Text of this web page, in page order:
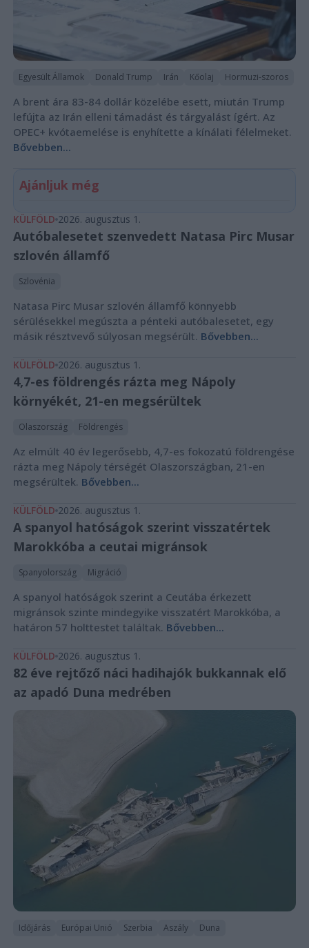
Egyesült Államok Donald Trump Irán Kőolaj Hormuzi-szoros
A brent ára 83-84 dollár közelébe esett, miután Trump
lefújta az Irán elleni támadást és tárgyalást ígért. Az
OPEC+ kvótaemelése is enyhítette a kínálati félelmeket.
Bővebben...
Ajánljuk még
KÜLFÖLD 2026. augusztus 1.
Autóbalesetet szenvedett Natasa Pirc Musar
szlovén államfő
Szlovénia
Natasa Pirc Musar szlovén államfő könnyebb
sérülésekkel megúszta a pénteki autóbalesetet, egy
másik résztvevő súlyosan megsérült. Bővebben...
KÜLFÖLD 2026. augusztus 1.
4,7-es földrengés rázta meg Nápoly
környékét, 21-en megsérültek
Olaszország Földrengés
Az elmúlt 40 év legerősebb, 4,7-es fokozatú földrengése
rázta meg Nápoly térségét Olaszországban, 21-en
megsérültek. Bővebben...
KÜLFÖLD 2026. augusztus 1.
A spanyol hatóságok szerint visszatértek
Marokkóba a ceutai migránsok
Spanyolország Migráció
A spanyol hatóságok szerint a Ceutába érkezett
migránsok szinte mindegyike visszatért Marokkóba, a
határon 57 holttestet találtak. Bővebben...
KÜLFÖLD 2026. augusztus 1.
82 éve rejtőző náci hadihajók bukkannak elő
az apadó Duna medrében
Időjárás Európai Unió Szerbia Aszály Duna